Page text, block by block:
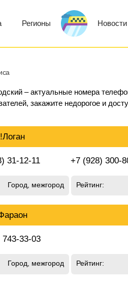
Регионы Новости
– актуальные номера
закажите недорогое и
!Логан
31-12-11 +7 (928) 300-
Город, межгород Рейтинг:
33-03
Город, межгород Рейтинг: